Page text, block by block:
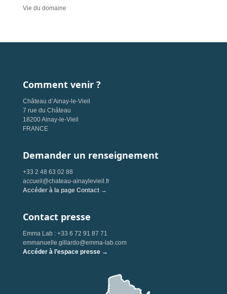
Vie du domaine
Comment venir ?
Château d’Ainay-le-Vieil
7 rue du Château
18200 Ainay-le-Vieil
FRANCE
Demander un renseignement
+33 2 48 63 02 88
accueil@chateau-ainaylevieil.fr
Accéder à la page Contact →
Contact presse
Emma Lab : +33 6 72 91 87 71
emmanuelle.gillardo@emma-lab.com
Accéder à l’espace presse →